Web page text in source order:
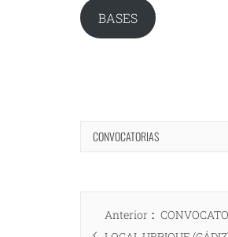
BASES
CONVOCATORIAS
Navegación
Anterior
Entrada